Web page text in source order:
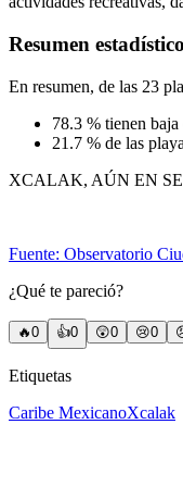
Resumen estadístico
En resumen, de las 23
78.3 % tienen
21.7 % de las
XCALAK, AÚN EN
Fuente: Observatorio
¿Qué te pareció?
🔥0 👍0 😲0 😢0
Etiquetas
Caribe MexicanoXcalak